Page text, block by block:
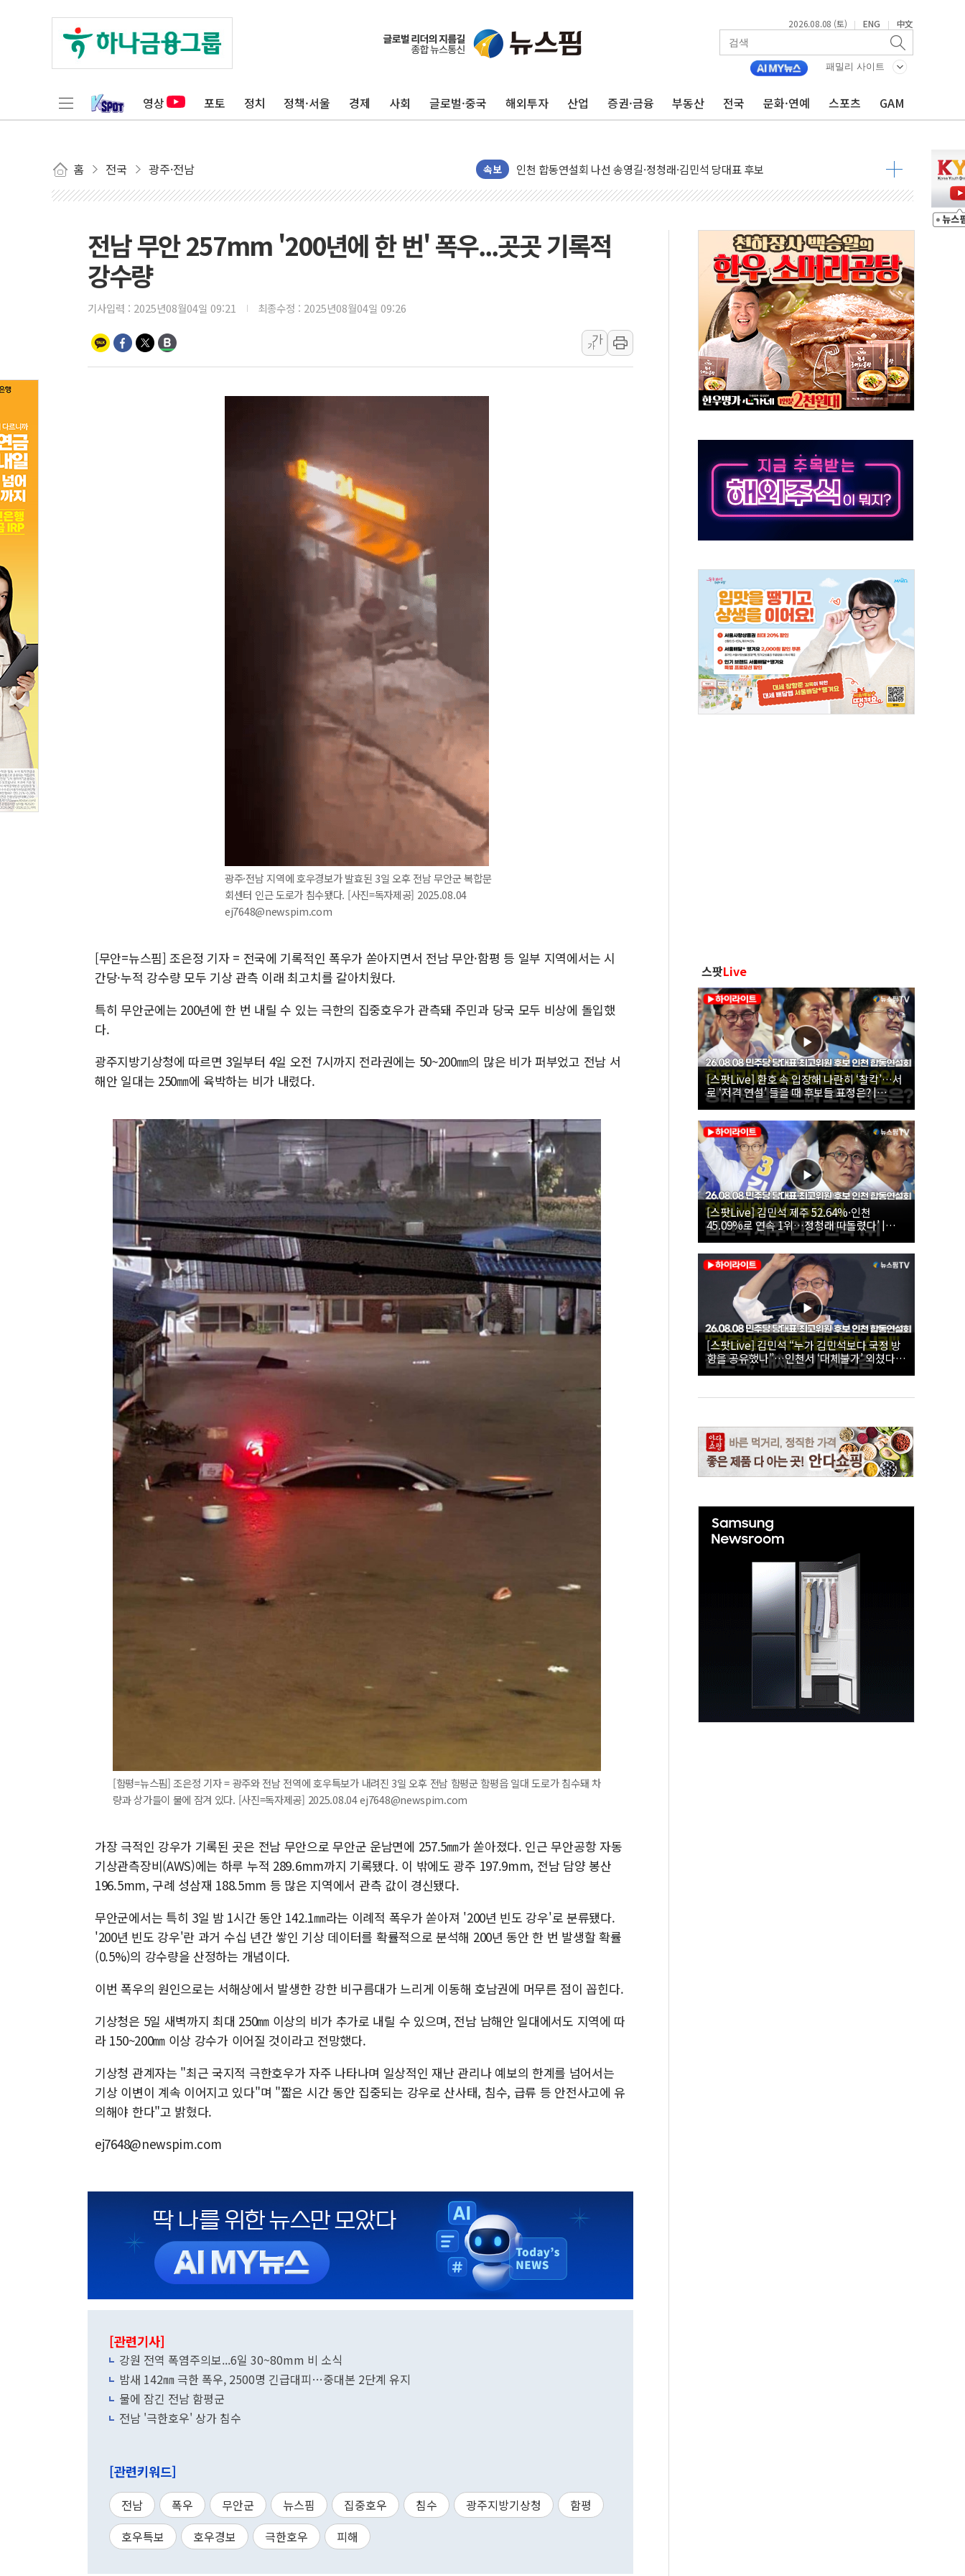
2026.08.08 (토) | ENG | 中文
패밀리 사이트
영상 포토 정치 정책·서울 경제 사회 글로벌·중국 해외투자 산업 증권·금융 부동산 전국 문화·연예 스포츠 GAM
홈 전국 광주·전남 속보
울진·영덕 '호우특보'-포항 '산사태 주의보'...경북도, 호우 피해·통제구간 없어
[종합] 김민석, 정청래에 '0.86%p' 차 재역전 성공...金 45.42% vs 鄭 44.56%
김민석, 2주차 제주·인천 경선서 정청래에 승리...47.75% vs 42.08%
인사하는 김민석 당대표 후보
[속보] 민주, 인천 경선 결과 발표...김민석 45.09% 정청래 43.27% 송영길 11.63%
[속보] 민주, 제주 경선 결과 발표...김민석 52.64% 정청래 39.89% 송영길 7.47%
美, 이란전 출구전략 만지작…공습 한계·탄약 부족 현실화
강릉·동해·삼척 시간당 최대 50㎜ 폭우…강원 동해안 강한 비 이어져
폐기물 수거하다 참변…60대 환경미화원 수거차에 치여 사망
서울 중랑구 주택가서 흉기 난동…60대 남성 2명 숨져
李대통령 "결혼 때문에 손해 보는 일 없게"…'결혼 페널티' 22개 과제 손본다
여수 오동도 인근 해상서 모터보트 전복…1명 사망·1명 실종
인천서 말다툼 중 어머니 흉기 살해 10대 아들 체포
'화합' 꺼낸 김민석에 '뻔뻔' 받아친 정청래…제주 연설서 신경전 고조
李대통령, ISA 개편 재검토 지시…與 "적극 환영"·野 "졸속 국정"
전남 무안 257mm '200년에 한 번' 폭우...곳곳 기록적
강수량
기사입력 : 2025년08월04일 09:21 최종수정 : 2025년08월04일 09:26
가
가
광주·전남 지역에 호우경보가 발효된 3일 오후 전남 무안군 복합문
회센터 인근 도로가 침수됐다. [사진=독자제공] 2025.08.04
ej7648@newspim.com
[무안=뉴스핌] 조은정 기자 = 전국에 기록적인 폭우가 쏟아지면서 전남 무안·함평 등 일부 지역에서는 시
간당·누적 강수량 모두 기상 관측 이래 최고치를 갈아치웠다.
특히 무안군에는 200년에 한 번 내릴 수 있는 극한의 집중호우가 관측돼 주민과 당국 모두 비상에 돌입했
다.
광주지방기상청에 따르면 3일부터 4일 오전 7시까지 전라권에는 50~200㎜의 많은 비가 퍼부었고 전남 서
해안 일대는 250㎜에 육박하는 비가 내렸다.
[함평=뉴스핌] 조은정 기자 = 광주와 전남 전역에 호우특보가 내려진 3일 오후 전남 함평군 함평읍 일대 도로가 침수돼 차
량과 상가들이 물에 잠겨 있다. [사진=독자제공] 2025.08.04 ej7648@newspim.com
가장 극적인 강우가 기록된 곳은 전남 무안으로 무안군 운남면에 257.5㎜가 쏟아졌다. 인근 무안공항 자동
기상관측장비(AWS)에는 하루 누적 289.6mm까지 기록됐다. 이 밖에도 광주 197.9mm, 전남 담양 봉산
196.5mm, 구례 성삼재 188.5mm 등 많은 지역에서 관측 값이 경신됐다.
무안군에서는 특히 3일 밤 1시간 동안 142.1㎜라는 이례적 폭우가 쏟아져 '200년 빈도 강우'로 분류됐다.
'200년 빈도 강우'란 과거 수십 년간 쌓인 기상 데이터를 확률적으로 분석해 200년 동안 한 번 발생할 확률
(0.5%)의 강수량을 산정하는 개념이다.
이번 폭우의 원인으로는 서해상에서 발생한 강한 비구름대가 느리게 이동해 호남권에 머무른 점이 꼽힌다.
기상청은 5일 새벽까지 최대 250㎜ 이상의 비가 추가로 내릴 수 있으며, 전남 남해안 일대에서도 지역에 따
라 150~200㎜ 이상 강수가 이어질 것이라고 전망했다.
기상청 관계자는 "최근 국지적 극한호우가 자주 나타나며 일상적인 재난 관리나 예보의 한계를 넘어서는
기상 이변이 계속 이어지고 있다"며 "짧은 시간 동안 집중되는 강우로 산사태, 침수, 급류 등 안전사고에 유
의해야 한다"고 밝혔다.
ej7648@newspim.com
[관련기사]
강원 전역 폭염주의보...6일 30~80mm 비 소식
밤새 142㎜ 극한 폭우, 2500명 긴급대피…중대본 2단계 유지
물에 잠긴 전남 함평군
전남 '극한호우' 상가 침수
[관련키워드]
전남 폭우 무안군 뉴스핌 집중호우 침수 광주지방기상청
함평
호우특보
호우경보 극한호우 피해
스팟Live
[스팟Live] 환호 속 입장해 나란히 ‘찰칵’…서
로 ‘저격 연설’ 들을 때 후보들 표정은? |
26.08.08 더불어민주당 당대표·최고위원 후
보 인천 합동연설회
[스팟Live] 김민석 제주 52.64%·인천
45.09%로 연속 1위…정청래 따돌렸다’ |
26.08.08 더불어민주당 당대표·최고위원 후
보 인천 합동연설회
[스팟Live] 김민석 “누가 김민석보다 국정 방
향을 공유했나”…인천서 ‘대체불가’ 외쳤다 |
26.08.08 더불어민주당 당대표·최고위원 후